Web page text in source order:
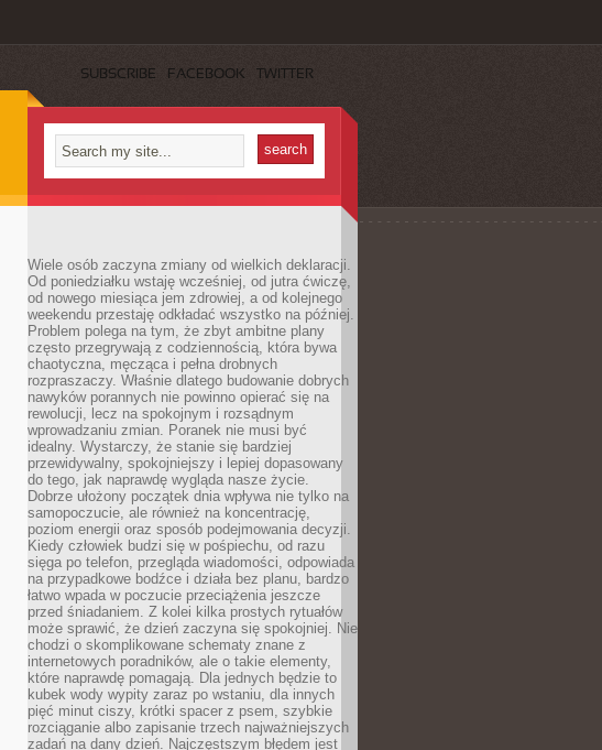
SUBSCRIBE FACEBOOK TWITTER
Wiele osób zaczyna zmiany od wielkich deklaracji.
Od poniedziałku wstaję wcześniej, od jutra ćwiczę,
od nowego miesiąca jem zdrowiej, a od kolejnego
weekendu przestaję odkładać wszystko na później.
Problem polega na tym, że zbyt ambitne plany
często przegrywają z codziennością, która bywa
chaotyczna, męcząca i pełna drobnych
rozpraszaczy. Właśnie dlatego budowanie dobrych
nawyków porannych nie powinno opierać się na
rewolucji, lecz na spokojnym i rozsądnym
wprowadzaniu zmian. Poranek nie musi być
idealny. Wystarczy, że stanie się bardziej
przewidywalny, spokojniejszy i lepiej dopasowany
do tego, jak naprawdę wygląda nasze życie.
Dobrze ułożony początek dnia wpływa nie tylko na
samopoczucie, ale również na koncentrację,
poziom energii oraz sposób podejmowania decyzji.
Kiedy człowiek budzi się w pośpiechu, od razu
sięga po telefon, przegląda wiadomości, odpowiada
na przypadkowe bodźce i działa bez planu, bardzo
łatwo wpada w poczucie przeciążenia jeszcze
przed śniadaniem. Z kolei kilka prostych rytuałów
może sprawić, że dzień zaczyna się spokojniej. Nie
chodzi o skomplikowane schematy znane z
internetowych poradników, ale o takie elementy,
które naprawdę pomagają. Dla jednych będzie to
kubek wody wypity zaraz po wstaniu, dla innych
pięć minut ciszy, krótki spacer z psem, szybkie
rozciąganie albo zapisanie trzech najważniejszych
zadań na dany dzień. Najczęstszym błędem jest